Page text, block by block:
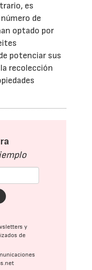
es
de
optado por
potenciar sus
recolección
y
de